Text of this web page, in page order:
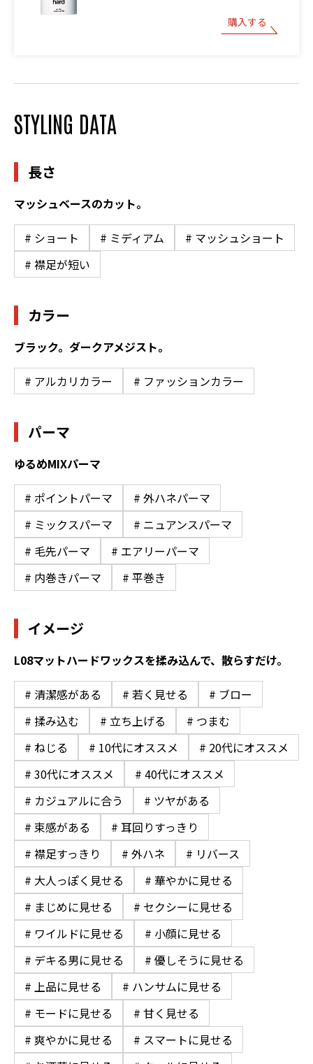
購入する
STYLING DATA
長さ
マッシュベースのカット。
# ショート # ミディアム
# マッシュショート
# 襟足が短い
カラー
ブラック。ダークアメジスト。
# アルカリカラー # ファッションカラー
パーマ
ゆるめMIXパーマ
# ポイントパーマ
# 外ハネパーマ
# ミックスパーマ
# ニュアンスパーマ
# 毛先パーマ
# エアリーパーマ
# 内巻きパーマ
# 平巻き
イメージ
L08マットハードワックスを揉み込んで、散らすだけ。
# 清潔感がある # 若く見せる
# ブロー
# 揉み込む
# 立ち上げる
# つまむ
# ねじる
# 10代にオススメ
# 20代にオススメ
# 30代にオススメ
# 40代にオススメ
# カジュアルに合う
# ツヤがある
# 束感がある
# 耳回りすっきり
# 襟足すっきり
# 外ハネ
# リバース
# 大人っぽく見せる
# 華やかに見せる
# まじめに見せる
# セクシーに見せる
# ワイルドに見せる
# 小顔に見せる
# デキる男に見せる
# 優しそうに見せる
# 上品に見せる
# ハンサムに見せる
# モードに見せる
# 甘く見せる
# 爽やかに見せる
# スマートに見せる